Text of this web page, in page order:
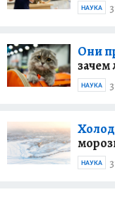
НАУКА
Они
НАУКА
НАУКА